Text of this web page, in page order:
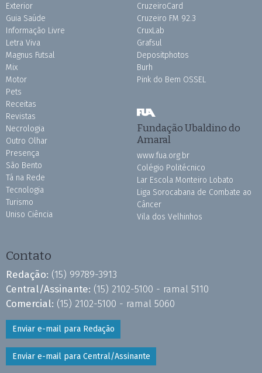
Exterior
Guia Saúde
Informação Livre
Letra Viva
Magnus Futsal
Mix
Motor
Pets
Receitas
Revistas
Necrologia
Outro Olhar
Presença
São Bento
Tá na Rede
Tecnologia
Turismo
Uniso Ciência
CruzeiroCard
Cruzeiro FM 92.3
CruxLab
Grafsul
Depositphotos
Burh
Pink do Bem OSSEL
Fundação Ubaldino do
Amaral
www.fua.org.br
Colégio Politécnico
Lar Escola Monteiro Lobato
Liga Sorocabana de Combate ao
Câncer
Vila dos Velhinhos
Contato
Redação: (15) 99789-3913
Central/Assinante: (15) 2102-5100 - ramal 5110
Comercial: (15) 2102-5100 - ramal 5060
Enviar e-mail para Redação
Enviar e-mail para Central/Assinante